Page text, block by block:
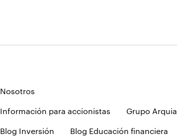
Nosotros
Información para accionistas Grupo Arquia
Blog Inversión Blog Educación financiera